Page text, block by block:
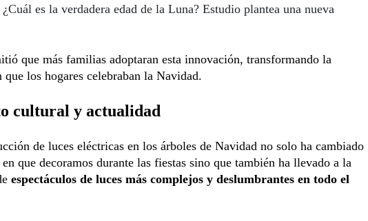
¿Cuál es la verdadera edad de la Luna? Estudio plantea una nueva
que más familias adoptaran esta innovación, transformando la
que los hogares celebraban la Navidad.
cultural y actualidad
de luces eléctricas en los árboles de Navidad no solo ha cambiado
que decoramos durante las fiestas sino que también ha llevado a la
espectáculos de luces más complejos y deslumbrantes en todo el